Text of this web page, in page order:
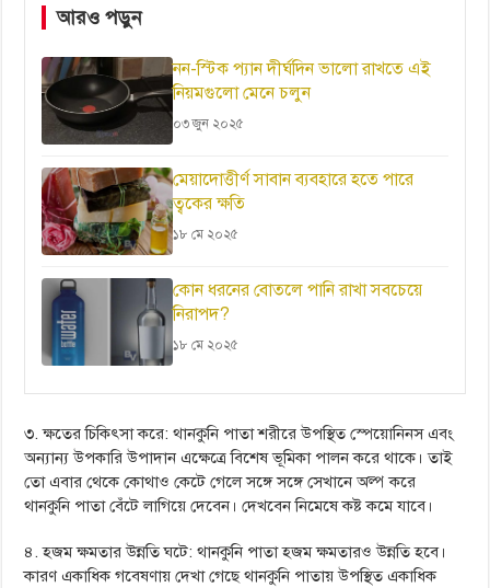
আরও পড়ুন
নন-স্টিক প্যান দীর্ঘদিন ভালো রাখতে এই
নিয়মগুলো মেনে চলুন
০৩ জুন ২০২৫
মেয়াদোত্তীর্ণ সাবান ব্যবহারে হতে পারে
ত্বকের ক্ষতি
১৮ মে ২০২৫
কোন ধরনের বোতলে পানি রাখা সবচেয়ে
নিরাপদ?
১৮ মে ২০২৫
৩. ক্ষতের চিকিৎসা করে: থানকুনি পাতা শরীরে উপস্থিত স্পেয়োনিনস এবং
অন্যান্য উপকারি উপাদান এক্ষেত্রে বিশেষ ভূমিকা পালন করে থাকে। তাই
তো এবার থেকে কোথাও কেটে গেলে সঙ্গে সঙ্গে সেখানে অল্প করে
থানকুনি পাতা বেঁটে লাগিয়ে দেবেন। দেখবেন নিমেষে কষ্ট কমে যাবে।
৪. হজম ক্ষমতার উন্নতি ঘটে: থানকুনি পাতা হজম ক্ষমতারও উন্নতি হবে।
কারণ একাধিক গবেষণায় দেখা গেছে থানকুনি পাতায় উপস্থিত একাধিক